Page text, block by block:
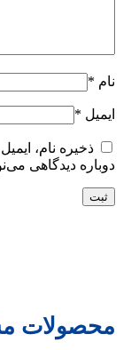
نام *
ایمیل *
ذخیره نام،
دوباره دیدگاهی
محصولات